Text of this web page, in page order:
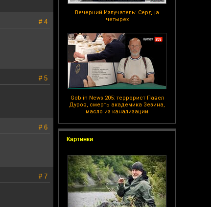
Вечерний Излучатель: Сердца
четырех
Goblin News 205: террорист Павел
Дуров, смерть академика Зезина,
масло из канализации
Картинки
# 4
# 5
# 6
# 7